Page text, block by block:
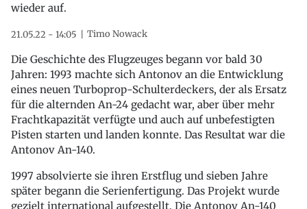
wieder auf.
21.05.22 - 14:05 Timo Nowack
Die Geschichte des Flugzeuges begann vor bald 30
Jahren: 1993 machte sich Antonov an die Entwicklung
eines neuen Turboprop-Schulterdeckers, der als Ersatz
für die alternden An-24 gedacht war, aber über mehr
Frachtkapazität verfügte und auch auf unbefestigten
Pisten starten und landen konnte. Das Resultat war die
Antonov An-140.
1997 absolvierte sie ihren Erstflug und sieben Jahre
später begann die Serienfertigung. Das Projekt wurde
gezielt international aufgestellt. Die Antonov An-140